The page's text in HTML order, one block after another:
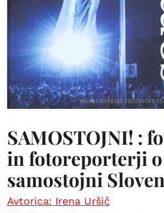
SAMOSTOJNI! :
in fotoreporterji o
samostojni
Avtorica: Irena Uršič